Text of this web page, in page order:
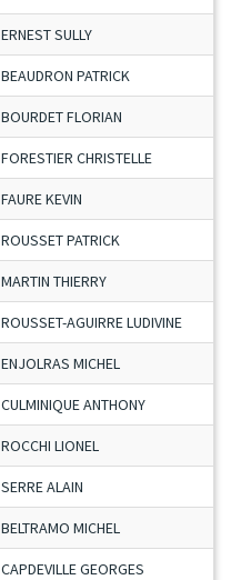
ERNEST SULLY
BEAUDRON PATRICK
BOURDET FLORIAN
FORESTIER CHRISTELLE
FAURE KEVIN
ROUSSET PATRICK
MARTIN THIERRY
ROUSSET-AGUIRRE LUDIVINE
ENJOLRAS MICHEL
CULMINIQUE ANTHONY
ROCCHI LIONEL
SERRE ALAIN
BELTRAMO MICHEL
CAPDEVILLE GEORGES